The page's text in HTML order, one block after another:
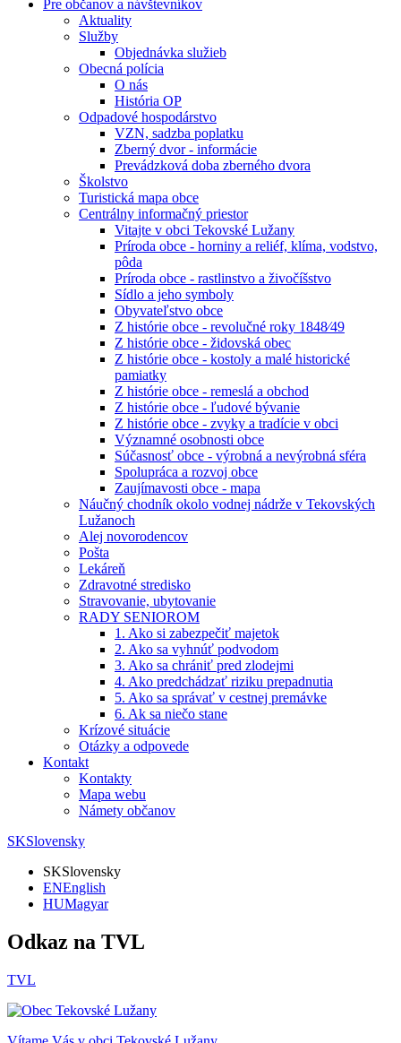
Pre občanov a návštevníkov
Aktuality
Služby
Objednávka služieb
Obecná polícia
O nás
História OP
Odpadové hospodárstvo
VZN, sadzba poplatku
Zberný dvor - informácie
Prevádzková doba zberného dvora
Školstvo
Turistická mapa obce
Centrálny informačný priestor
Vitajte v obci Tekovské Lužany
Príroda obce - horniny a reliéf, klíma, vodstvo,
pôda
Príroda obce - rastlinstvo a živočíšstvo
Sídlo a jeho symboly
Obyvateľstvo obce
Z histórie obce - revolučné roky 1848⁄49
Z histórie obce - židovská obec
Z histórie obce - kostoly a malé historické
pamiatky
Z histórie obce - remeslá a obchod
Z histórie obce - ľudové bývanie
Z histórie obce - zvyky a tradície v obci
Významné osobnosti obce
Súčasnosť obce - výrobná a nevýrobná sféra
Spolupráca a rozvoj obce
Zaujímavosti obce - mapa
Náučný chodník okolo vodnej nádrže v Tekovských
Lužanoch
Alej novorodencov
Pošta
Lekáreň
Zdravotné stredisko
Stravovanie, ubytovanie
RADY SENIOROM
1. Ako si zabezpečiť majetok
2. Ako sa vyhnúť podvodom
3. Ako sa chrániť pred zlodejmi
4. Ako predchádzať riziku prepadnutia
5. Ako sa správať v cestnej premávke
6. Ak sa niečo stane
Krízové situácie
Otázky a odpovede
Kontakt
Kontakty
Mapa webu
Námety občanov
SKSlovensky
SKSlovensky
ENEnglish
HUMagyar
Odkaz na TVL
TVL